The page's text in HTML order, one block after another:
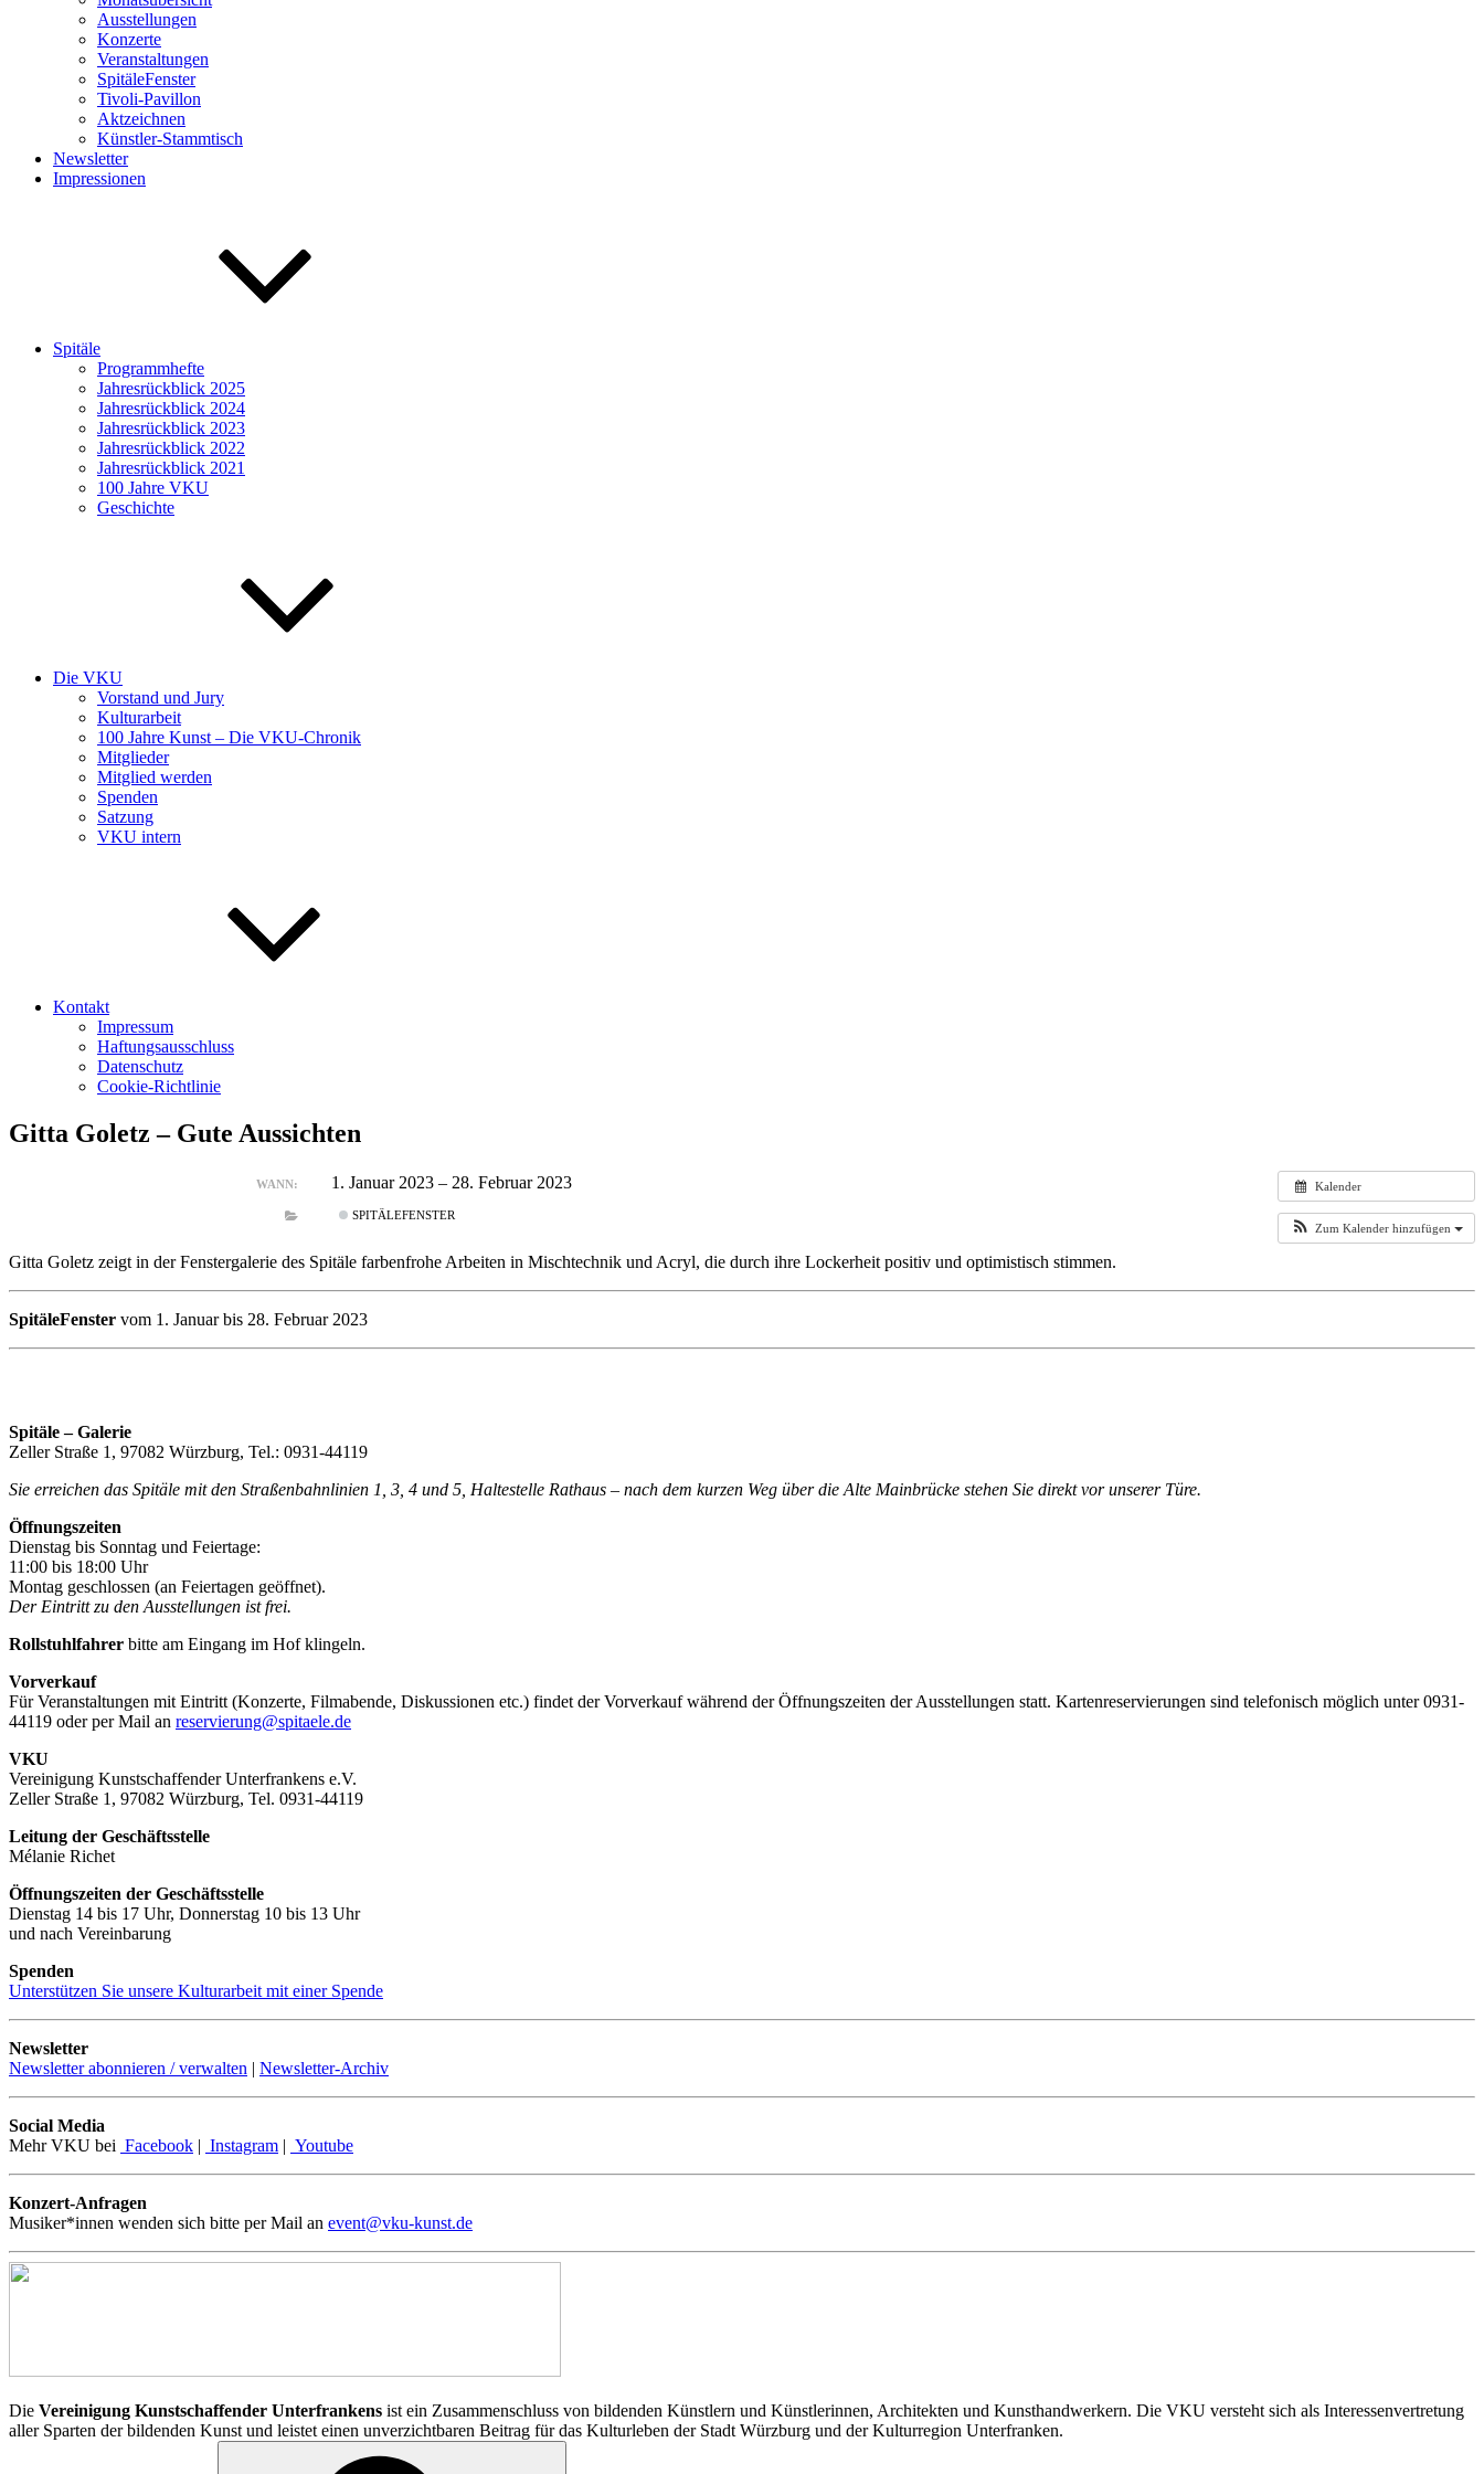
Ausstellungen
Konzerte
Veranstaltungen
SpitäleFenster
Tivoli-Pavillon
Aktzeichnen
Künstler-Stammtisch
Newsletter
Impressionen
Spitäle
Programmhefte
Jahresrückblick 2025
Jahresrückblick 2024
Jahresrückblick 2023
Jahresrückblick 2022
Jahresrückblick 2021
100 Jahre VKU
Geschichte
Die VKU
Vorstand und Jury
Kulturarbeit
100 Jahre Kunst – Die VKU-Chronik
Mitglieder
Mitglied werden
Spenden
Satzung
VKU intern
Kontakt
Impressum
Haftungsausschluss
Datenschutz
Cookie-Richtlinie
Gitta Goletz – Gute Aussichten
Kalender
Zum Kalender hinzufügen
WANN: 1. Januar 2023 – 28. Februar 2023
SPITÄLEFENSTER
Gitta Goletz zeigt in der Fenstergalerie des Spitäle farbenfrohe Arbeiten in Mischtechnik und Acryl, die durch ihre Lockerheit positiv und optimistisch stimmen.
SpitäleFenster vom 1. Januar bis 28. Februar 2023
Spitäle – Galerie
Zeller Straße 1, 97082 Würzburg, Tel.: 0931-44119
Sie erreichen das Spitäle mit den Straßenbahnlinien 1, 3, 4 und 5, Haltestelle Rathaus – nach dem kurzen Weg über die Alte Mainbrücke stehen Sie direkt vor unserer Türe.
Öffnungszeiten
Dienstag bis Sonntag und Feiertage:
11:00 bis 18:00 Uhr
Montag geschlossen (an Feiertagen geöffnet).
Der Eintritt zu den Ausstellungen ist frei.
Rollstuhlfahrer bitte am Eingang im Hof klingeln.
Vorverkauf
Für Veranstaltungen mit Eintritt (Konzerte, Filmabende, Diskussionen etc.) findet der Vorverkauf während der Öffnungszeiten der Ausstellungen statt. Kartenreservierungen sind telefonisch möglich unter 0931-
44119 oder per Mail an reservierung@spitaele.de
VKU
Vereinigung Kunstschaffender Unterfrankens e.V.
Zeller Straße 1, 97082 Würzburg, Tel. 0931-44119
Leitung der Geschäftsstelle
Mélanie Richet
Öffnungszeiten der Geschäftsstelle
Dienstag 14 bis 17 Uhr, Donnerstag 10 bis 13 Uhr
und nach Vereinbarung
Spenden
Unterstützen Sie unsere Kulturarbeit mit einer Spende
Newsletter
Newsletter abonnieren / verwalten | Newsletter-Archiv
Social Media
Mehr VKU bei Facebook | Instagram | Youtube
Konzert-Anfragen
Musiker*innen wenden sich bitte per Mail an event@vku-kunst.de
Die Vereinigung Kunstschaffender Unterfrankens ist ein Zusammenschluss von bildenden Künstlern und Künstlerinnen, Architekten und Kunsthandwerkern. Die VKU versteht sich als Interessenvertretung
aller Sparten der bildenden Kunst und leistet einen unverzichtbaren Beitrag für das Kulturleben der Stadt Würzburg und der Kulturregion Unterfranken.